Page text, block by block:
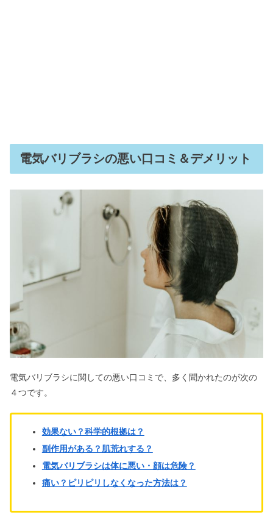
電気バリブラシの悪い口コミ＆デメリット
電気バリブラシに関しての悪い口コミで、多く聞かれたのが次の
４つです。
効果ない？科学的根拠は？
副作用がある？肌荒れする？
電気バリブラシは体に悪い・顔は危険？
痛い？ピリピリしなくなった方法は？